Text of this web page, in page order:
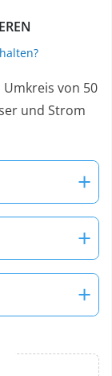
Umkreis von 50
und Strom
+
+
+